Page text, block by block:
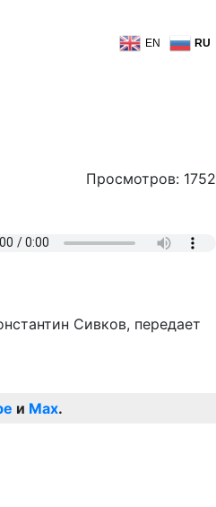
EN RU
Просмотров: 1752
Сивков, передает
и Max.